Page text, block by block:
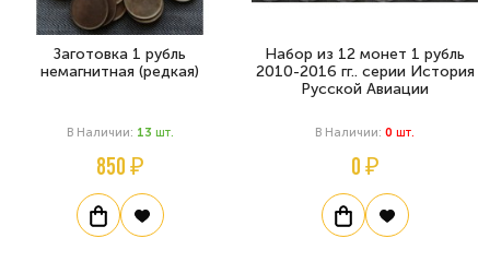
Заготовка 1 рубль
немагнитная (редкая)
В Наличии: 13 Шт.
850 ₽
Набор из 12 монет 1 рубль
2010-2016 гг.. серии История
Русской Авиации
В Наличии: 0 Шт.
0 ₽